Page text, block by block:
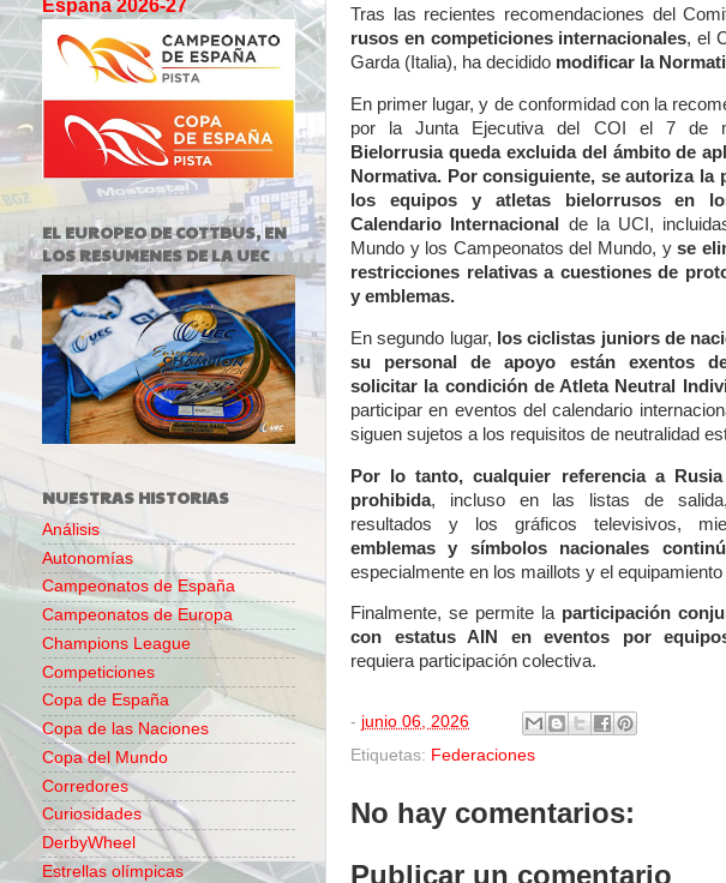
Tras las recientes recomendaciones del
rusos en competiciones internacionales, el
Garda (Italia), ha decidido modificar la
En primer lugar, y de conformidad con la
por la Junta Ejecutiva del COI el 7 de
Bielorrusia queda excluida del ámbito de
Normativa. Por consiguiente, se autoriza la
los equipos y atletas bielorrusos en
Calendario Internacional
de la UCI,
Mundo y los Campeonatos del Mundo, yse
restricciones relativas a cuestiones de
y emblemas.
En segundo lugar, los ciclistas juniors de
su personal de apoyo están exentos
solicitar la condición de Atleta Neutral
participar en eventos del calendario
siguen sujetos a los requisitos de neutralidad
Por lo tanto, cualquier referencia a
prohibida, incluso en las listas de
resultados y los gráficos televisivos,
emblemas y símbolos nacionales
especialmente en los maillots y el
Finalmente, se permite la participación
con estatus AIN en eventos por
requiera participación colectiva.
- junio 06, 2026
Etiquetas: Federaciones
No hay comentarios:
Publicar un comentario
España 2026-27
EL EUROPEO DE COTTBUS, EN
LOS RESUMENES DE LA UEC
NUESTRAS HISTORIAS
Análisis
Autonomías
Campeonatos de España
Campeonatos de Europa
Champions League
Competiciones
Copa de España
Copa de las Naciones
Copa del Mundo
Corredores
Curiosidades
DerbyWheel
Estrellas olímpicas